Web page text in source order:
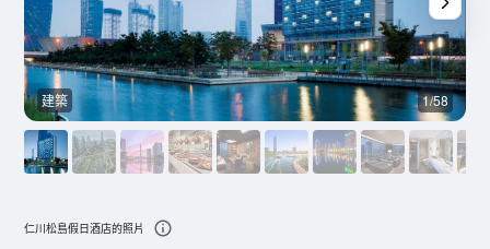
建築 1/58
仁川松島假日酒店的照片